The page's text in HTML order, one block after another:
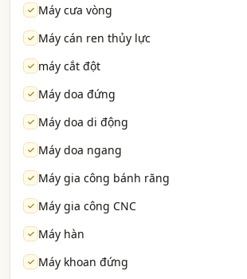
Máy cưa vòng
Máy cán ren thủy lực
máy cắt đột
Máy doa đứng
Máy doa di động
Máy doa ngang
Máy gia công bánh răng
Máy gia công CNC
Máy hàn
Máy khoan đứng